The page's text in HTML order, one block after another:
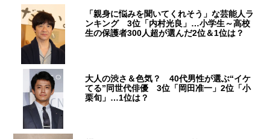
「親身に悩みを聞いてくれそう」な芸能人ラ
ンキング 3位「内村光良」…小学生～高校
生の保護者300人超が選んだ2位＆1位は？
大人の渋さ＆色気？ 40代男性が選ぶ“イケ
てる”同世代俳優 3位「岡田准一」2位「小
栗旬」…1位は？